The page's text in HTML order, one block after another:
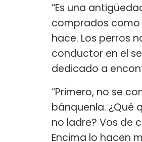
“Es una
comprados como
hace. Los perros
conductor en el
dedicado a
“Primero, no se
bánquenla. ¿Qué
no ladre? Vos de
Encima lo hacen